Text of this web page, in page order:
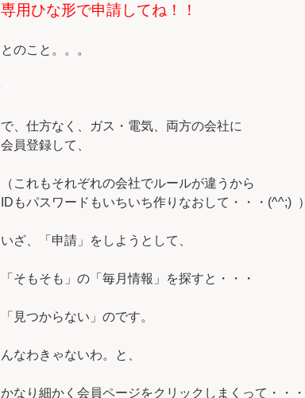
専用ひな形で申請してね！！
とのこと。。。
で、仕方なく、ガス・電気、両方の会社に
会員登録して、
（これもそれぞれの会社でルールが違うから
IDもパスワードもいちいち作りなおして・・・(^^;) ）
いざ、「申請」をしようとして、
「そもそも」の「毎月情報」を探すと・・・
「見つからない」のです。
んなわきゃないわ。と、
かなり細かく会員ページをクリックしまくって・・・